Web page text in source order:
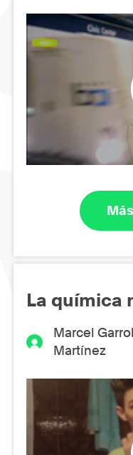
La química
Marcel
Martínez